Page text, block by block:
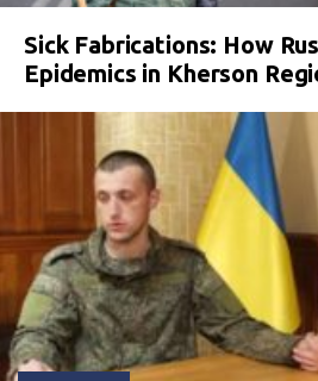
Sick Fabrications: How
Epidemics in Kherson